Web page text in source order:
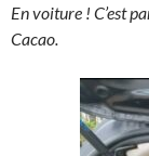
En voiture ! C’est
Cacao.